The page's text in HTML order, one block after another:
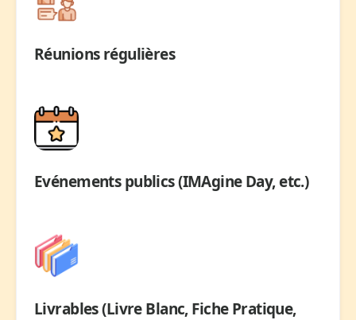
Réunions régulières
Evénements publics (IMAgine Day, etc.)
Livrables (Livre Blanc, Fiche Pratique,